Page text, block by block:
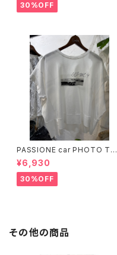
30%OFF
PASSIONE car PHOTO Tシ
ャツ 【626939】
¥6,930
30%OFF
その他の商品